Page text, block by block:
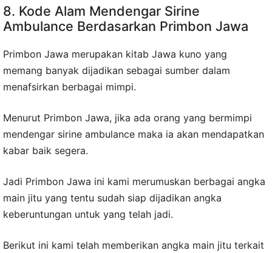
8. Kode Alam Mendengar Sirine
Ambulance Berdasarkan Primbon Jawa
Primbon Jawa merupakan kitab Jawa kuno yang
memang banyak dijadikan sebagai sumber dalam
menafsirkan berbagai mimpi.
Menurut Primbon Jawa, jika ada orang yang bermimpi
mendengar sirine ambulance maka ia akan mendapatkan
kabar baik segera.
Jadi Primbon Jawa ini kami merumuskan berbagai angka
main jitu yang tentu sudah siap dijadikan angka
keberuntungan untuk yang telah jadi.
Berikut ini kami telah memberikan angka main jitu terkait